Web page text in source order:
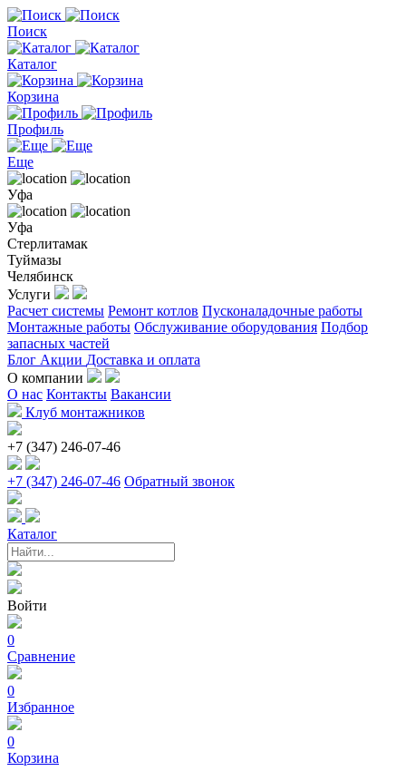
Поиск
Каталог
Корзина
Профиль
Еще
Уфа
Уфа
Стерлитамак
Туймазы
Челябинск
Услуги
Расчет системы Ремонт котлов Пусконаладочные работы
Монтажные работы Обслуживание оборудования Подбор
запасных частей
Блог Акции Доставка и оплата
О компании
О нас Контакты Вакансии
Клуб монтажников
+7 (347) 246-07-46
+7 (347) 246-07-46 Обратный звонок
Каталог
Войти
0
Сравнение
0
Избранное
0
Корзина